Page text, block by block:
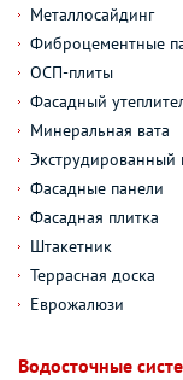
Металлосайдинг
Фиброцементные
ОСП-плиты
Фасадный
Минеральная вата
Экструдированный
Фасадные панели
Фасадная плитка
Штакетник
Террасная доска
Еврожалюзи
Водосточные